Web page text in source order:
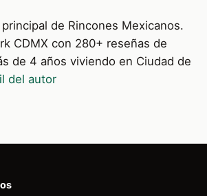
de Rincones Mexicanos.
CDMX con 280+ reseñas de
de 4 años viviendo en Ciudad de
del autor